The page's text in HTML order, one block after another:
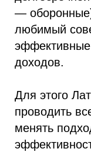
—
любимый
доходов.
Для этого
проводить
менять